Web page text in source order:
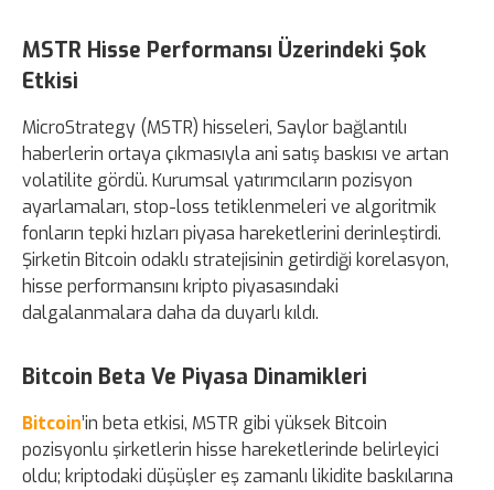
MSTR Hisse Performansı Üzerindeki Şok
Etkisi
MicroStrategy (MSTR) hisseleri, Saylor bağlantılı
haberlerin ortaya çıkmasıyla ani satış baskısı ve artan
volatilite gördü. Kurumsal yatırımcıların pozisyon
ayarlamaları, stop-loss tetiklenmeleri ve algoritmik
fonların tepki hızları piyasa hareketlerini derinleştirdi.
Şirketin Bitcoin odaklı stratejisinin getirdiği korelasyon,
hisse performansını kripto piyasasındaki
dalgalanmalara daha da duyarlı kıldı.
Bitcoin Beta Ve Piyasa Dinamikleri
Bitcoin’in beta etkisi, MSTR gibi yüksek Bitcoin
pozisyonlu şirketlerin hisse hareketlerinde belirleyici
oldu; kriptodaki düşüşler eş zamanlı likidite baskılarına